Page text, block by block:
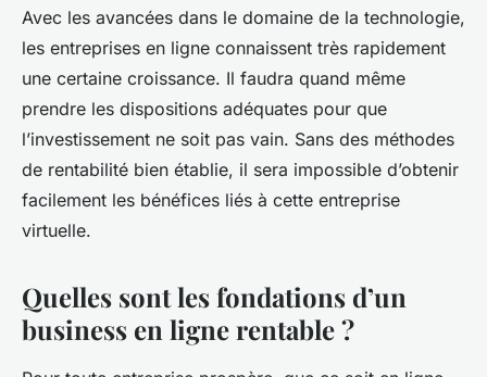
Créer un Business en Ligne
Rentable : Stratégies
Gagnantes et Conseils
Pratiques
Olivier•6 mai 2025•2 min de lecture
Avec les avancées dans le domaine de la technologie,
les entreprises en ligne connaissent très rapidement
une certaine croissance. Il faudra quand même
prendre les dispositions adéquates pour que
l’investissement ne soit pas vain. Sans des méthodes
de rentabilité bien établie, il sera impossible d’obtenir
facilement les bénéfices liés à cette entreprise
virtuelle.
Quelles sont les fondations d’un
business en ligne rentable ?